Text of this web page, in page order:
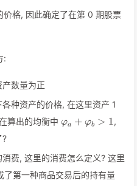
价格, 因此确定了在第 0 期股票
:
数量为正
种资产的价格, 在这里资产 1
算出的均衡中 \varphi_a
> 1
φa + φb > 1,
?
费, 这里的消费怎么定义? 这里
第一种商品交易后的持有量